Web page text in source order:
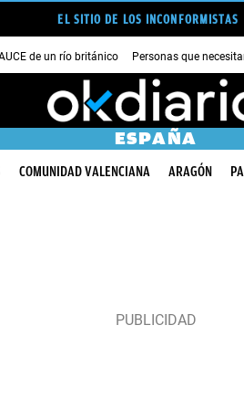
EL SITIO DE LOS INCONFORMISTAS
de un río británico Personas que
ESPAÑA
COMUNIDAD VALENCIANA ARAGÓN